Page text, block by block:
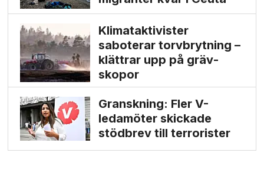
Klimat­aktivister
saboterar torv­brytning –
klättrar upp på gräv­
skopor
Granskning: Fler V-
ledamöter skickade
stödbrev till terrorister